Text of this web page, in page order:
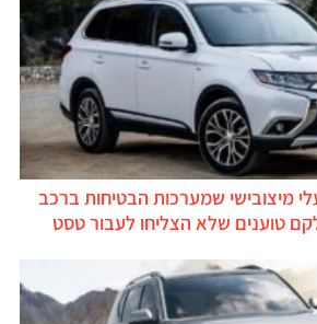
מיצובישי שמערכות הבטיחות ברכב
טוענים שלא הצליחו לעבור טסט